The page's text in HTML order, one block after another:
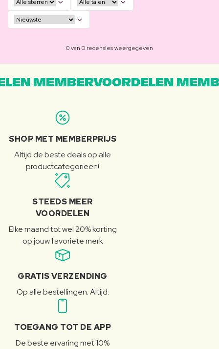
0 van 0 recensies weergegeven
MEMBERVOORDELEN
SHOP MET MEMBERPRIJS
Altijd de beste deals op alle
productcategorieën!
STEEDS MEER
VOORDELEN
Elke maand tot wel 20% korting
op jouw favoriete merk
GRATIS VERZENDING
Op alle bestellingen. Altijd.
TOEGANG TOT DE APP
De beste ervaring met 10%